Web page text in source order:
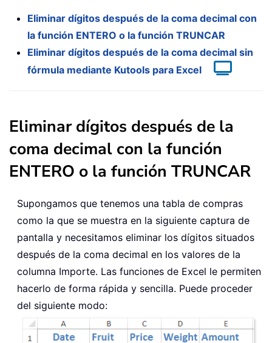
Eliminar dígitos después de la coma decimal con
la función ENTERO o la función TRUNCAR
Eliminar dígitos después de la coma decimal sin
fórmula mediante Kutools para Excel
Eliminar dígitos después de la
coma decimal con la función
ENTERO o la función TRUNCAR
Supongamos que tenemos una tabla de compras
como la que se muestra en la siguiente captura de
pantalla y necesitamos eliminar los dígitos situados
después de la coma decimal en los valores de la
columna Importe. Las funciones de Excel le permiten
hacerlo de forma rápida y sencilla. Puede proceder
del siguiente modo: